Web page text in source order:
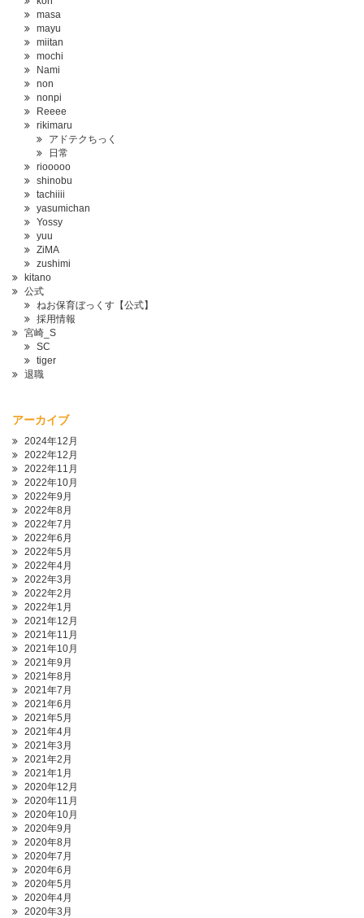
masa
mayu
miitan
mochi
Nami
non
nonpi
Reeee
rikimaru
アドテクちっく
日常
riooooo
shinobu
tachiiii
yasumichan
Yossy
yuu
ZiMA
zushimi
kitano
公式
ねお保育ぼっくす【公式】
採用情報
宮崎_S
SC
tiger
退職
アーカイブ
2024年12月
2022年12月
2022年11月
2022年10月
2022年9月
2022年8月
2022年7月
2022年6月
2022年5月
2022年4月
2022年3月
2022年2月
2022年1月
2021年12月
2021年11月
2021年10月
2021年9月
2021年8月
2021年7月
2021年6月
2021年5月
2021年4月
2021年3月
2021年2月
2021年1月
2020年12月
2020年11月
2020年10月
2020年9月
2020年8月
2020年7月
2020年6月
2020年5月
2020年4月
2020年3月